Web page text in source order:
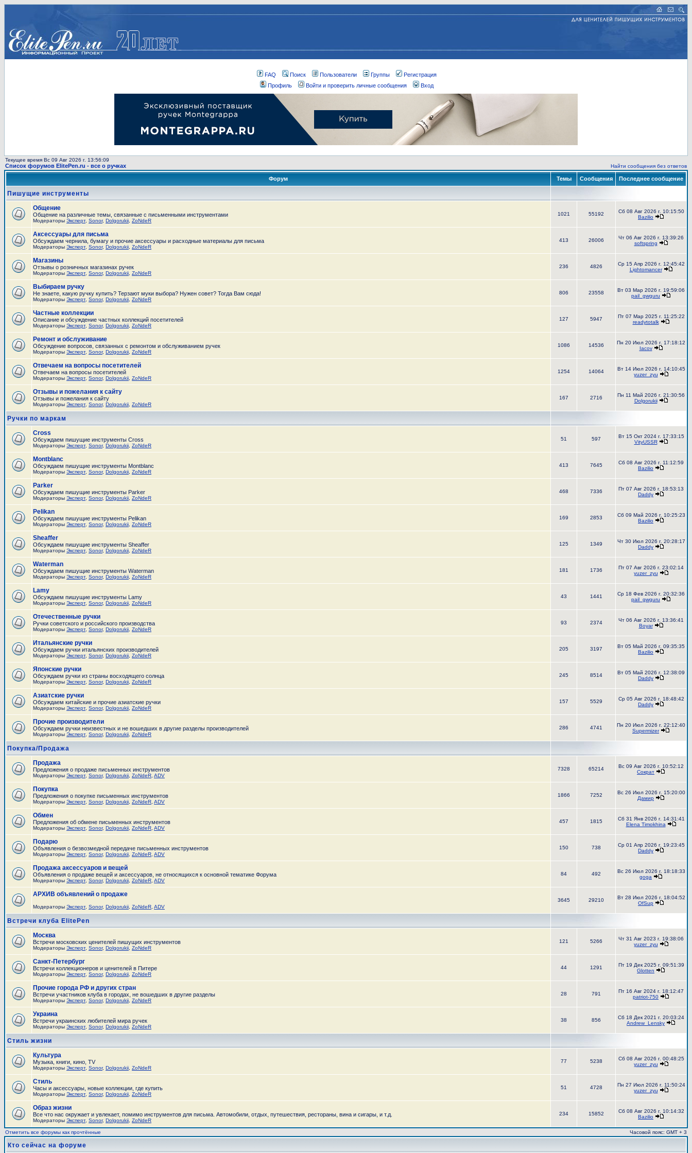
FAQ Поиск Пользователи Группы
Регистрация
Профиль
Войти и проверить личные сообщения Вход
Текущее время Вс 09 Авг 2026 г. 13:56:09
Список форумов ElitePen.ru - все о ручках Найти сообщения без ответов
Форум Темы Сообщения Последнее сообщение
Пишущие инструменты
Общение
Общение на различные темы, связанные с письменными инструментами
Модераторы Эксперт, Sonor, Dolgorukii ZoNdeR
1021 55192
Сб 08 Авг 2026 г. 10:15:50
Bazilio
Аксессуары для письма
Обсуждаем чернила, бумагу и прочие аксессуары и расходные материалы для письма
Модераторы Эксперт, Sonor, Dolgorukii ZoNdeR
413 26006
Чт 06 Авг 2026 г. 13:39:26
softspring
Магазины
Отзывы о розничных магазинах ручек
Модераторы Эксперт, Sonor, Dolgorukii ZoNdeR
236 4826
Ср 15 Апр 2026 г. 12:45:42
Lightomancer
Выбираем ручку
Не знаете, какую ручку купить? Терзают муки выбора? Нужен совет? Тогда Вам сюда!
Модераторы Эксперт, Sonor, Dolgorukii ZoNdeR
806 23558
Вт 03 Мар 2026 г. 19:59:06
pail_gwguru
Частные коллекции
Описание и обсуждение частных коллекций посетителей
Модераторы Эксперт, Sonor, Dolgorukii ZoNdeR
127 5947
Пт 07 Мар 2025 г. 11:25:22
readytotalk
Ремонт и обслуживание
Обсуждение вопросов, связанных с ремонтом и обслуживанием ручек
Модераторы Эксперт, Sonor, Dolgorukii ZoNdeR
1086 14536
Пн 20 Июл 2026 г. 17:18:12
Iacov
Отвечаем на вопросы посетителей
Отвечаем на вопросы посетителей
Модераторы Эксперт, Sonor, Dolgorukii ZoNdeR
1254 14064
Вт 14 Июл 2026 г. 14:10:45
yuzer_zyu
Отзывы и пожелания к сайту
Отзывы и пожелания к сайту
Модераторы Эксперт, Sonor, Dolgorukii ZoNdeR
167 2716
Пн 11 Май 2026 г. 21:30:56
Dolgorukii
Ручки по маркам
Cross
Обсуждаем пишущие инструменты Cross
Модераторы Эксперт, Sonor, Dolgorukii ZoNdeR
51 597
Вт 15 Окт 2024 г. 17:33:15
VityUSSR
Montblanc
Обсуждаем пишущие инструменты Montblanc
Модераторы Эксперт, Sonor, Dolgorukii ZoNdeR
413 7645
Сб 08 Авг 2026 г. 11:12:59
Bazilio
Parker
Обсуждаем пишущие инструменты Parker
Модераторы Эксперт, Sonor, Dolgorukii ZoNdeR
468 7336
Пт 07 Авг 2026 г. 18:53:13
Daddy
Pelikan
Обсуждаем пишущие инструменты Pelikan
Модераторы Эксперт, Sonor, Dolgorukii ZoNdeR
169 2853
Сб 09 Май 2026 г. 10:25:23
Bazilio
Sheaffer
Обсуждаем пишущие инструменты Sheaffer
Модераторы Эксперт, Sonor, Dolgorukii ZoNdeR
125 1349
Чт 30 Июл 2026 г. 20:28:17
Daddy
Waterman
Обсуждаем пишущие инструменты Waterman
Модераторы Эксперт, Sonor, Dolgorukii ZoNdeR
181 1736
Пт 07 Авг 2026 г. 23:02:14
yuzer_zyu
Lamy
Обсуждаем пишущие инструменты Lamy
Модераторы Эксперт, Sonor, Dolgorukii ZoNdeR
43 1441
Ср 18 Фев 2026 г. 20:32:36
pail_gwguru
Отечественные ручки
Ручки советского и российского производства
Модераторы Эксперт, Sonor, Dolgorukii ZoNdeR
93 2374
Чт 06 Авг 2026 г. 13:36:41
Boyar
Итальянские ручки
Обсуждаем ручки итальянских производителей
Модераторы Эксперт, Sonor, Dolgorukii ZoNdeR
205 3197
Вт 05 Май 2026 г. 09:35:35
Bazilio
Японские ручки
Обсуждаем ручки из страны восходящего солнца
Модераторы Эксперт, Sonor, Dolgorukii ZoNdeR
245 8514
Вт 05 Май 2026 г. 12:38:09
Daddy
Азиатские ручки
Обсуждаем китайские и прочие азиатские ручки
Модераторы Эксперт, Sonor, Dolgorukii ZoNdeR
157 5529
Ср 05 Авг 2026 г. 18:48:42
Daddy
Прочие производители
Обсуждаем ручки неизвестных и не вошедших в другие разделы производителей
Модераторы Эксперт, Sonor, Dolgorukii ZoNdeR
286 4741
Пн 20 Июл 2026 г. 22:12:40
Supermizer
Покупка/Продажа
Продажа
Предложения о продаже письменных инструментов
Модераторы Эксперт, Sonor, Dolgorukii ZoNdeR ADV
7328 65214
Вс 09 Авг 2026 г. 10:52:12
Сократ
Покупка
Предложения о покупке письменных инструментов
Модераторы Эксперт, Sonor, Dolgorukii ZoNdeR ADV
1866 7252
Вс 26 Июл 2026 г. 15:20:00
Дамир
Обмен
Предложения об обмене письменных инструментов
Модераторы Эксперт, Sonor, Dolgorukii ZoNdeR ADV
457 1815
Сб 31 Янв 2026 г. 14:31:41
Elena Timokhina
Подарю
Объявления о безвозмедной передаче письменных инструментов
Модераторы Эксперт, Sonor, Dolgorukii ZoNdeR ADV
150 738
Ср 01 Апр 2026 г. 19:23:45
Daddy
Продажа аксессуаров и вещей
Объявления о продаже вещей и аксессуаров, не относящихся к основной тематике Форума
Модераторы Эксперт, Sonor, Dolgorukii ZoNdeR ADV
84 492
Вс 26 Июл 2026 г. 18:18:33
goga
АРХИВ объявлений о продаже
Модераторы Эксперт, Sonor, Dolgorukii ZoNdeR ADV
3645 29210
Вт 28 Июл 2026 г. 18:04:52
OfSup
Встречи клуба ElitePen
Москва
Встречи московских ценителей пишущих инструментов
Модераторы Эксперт, Sonor, Dolgorukii ZoNdeR
121 5266
Чт 31 Авг 2023 г. 19:38:06
yuzer_zyu
Санкт-Петербург
Встречи коллекционеров и ценителей в Питере
Модераторы Эксперт, Sonor, Dolgorukii ZoNdeR
44 1291
Пт 19 Дек 2025 г. 09:51:39
Glotten
Прочие города РФ и других стран
Встречи участников клуба в городах, не вошедших в другие разделы
Модераторы Эксперт, Sonor, Dolgorukii ZoNdeR
28 791
Пт 16 Авг 2024 г. 18:12:47
patriot-750
Украина
Встречи украинских любителей мира ручек
Модераторы Эксперт, Sonor, Dolgorukii ZoNdeR
38 856
Сб 18 Дек 2021 г. 20:03:24
Andrew_Lensky
Стиль жизни
Культура
Музыка, книги, кино, TV
Модераторы Эксперт, Sonor, Dolgorukii ZoNdeR
77 5238
Сб 08 Авг 2026 г. 00:48:25
yuzer_zyu
Стиль
Часы и аксесcуары, новые коллекции, где купить
Модераторы Эксперт, Sonor, Dolgorukii ZoNdeR
51 4728
Пн 27 Июл 2026 г. 11:50:24
yuzer_zyu
Образ жизни
Все что нас окружает и увлекает, помимо инструментов для письма. Автомобили, отдых, путешествия, рестораны, вина и сигары, и т.д.
Модераторы Эксперт, Sonor, Dolgorukii ZoNdeR
234 15852
Сб 08 Авг 2026 г. 10:14:32
Bazilio
Отметить все форумы как прочтённые Часовой пояс: GMT + 3
Кто сейчас на форуме